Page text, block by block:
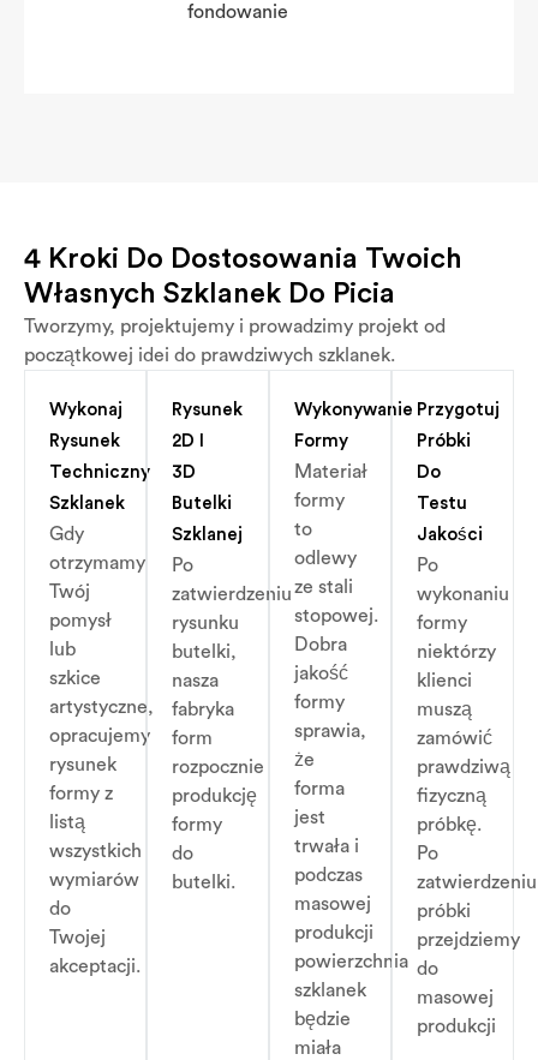
fondowanie
4 Kroki Do Dostosowania Twoich
Własnych Szklanek Do Picia
Tworzymy, projektujemy i prowadzimy projekt od
początkowej idei do prawdziwych szklanek.
Wykonaj
Rysunek
Techniczny
Szklanek
Gdy
otrzymamy
Twój
pomysł
lub
szkice
artystyczne,
opracujemy
rysunek
formy z
listą
wszystkich
wymiarów
do
Twojej
akceptacji.
Rysunek
2D I
3D
Butelki
Szklanej
Po
zatwierdzeniu
rysunku
butelki,
nasza
fabryka
form
rozpocznie
produkcję
formy
do
butelki.
Wykonywanie
Formy
Materiał
formy
to
odlewy
ze stali
stopowej.
Dobra
jakość
formy
sprawia,
że
forma
jest
trwała i
podczas
masowej
produkcji
powierzchnia
szklanek
będzie
miała
Przygotuj
Próbki
Do
Testu
Jakości
Po
wykonaniu
formy
niektórzy
klienci
muszą
zamówić
prawdziwą
fizyczną
próbkę.
Po
zatwierdzeniu
próbki
przejdziemy
do
masowej
produkcji